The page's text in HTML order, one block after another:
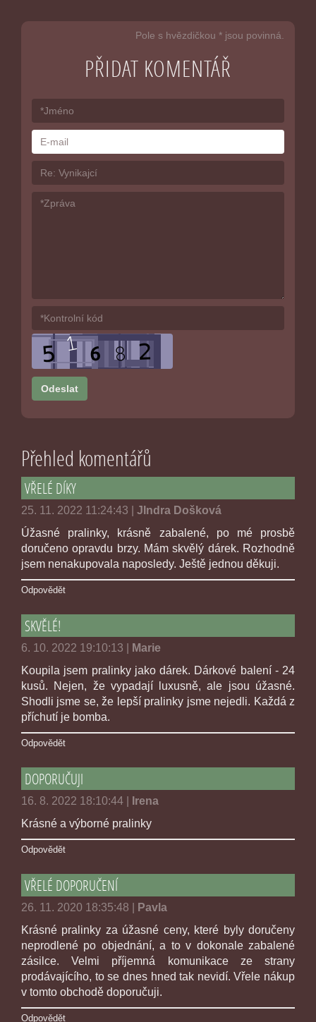
Pole s hvězdičkou * jsou povinná.
PŘIDAT KOMENTÁŘ
Přehled komentářů
VŘELÉ DÍKY
25. 11. 2022 11:24:43
JIndra Došková
Úžasné pralinky, krásně zabalené, po mé prosbě
doručeno opravdu brzy. Mám skvělý dárek. Rozhodně
jsem nenakupovala naposledy. Ještě jednou děkuji.
Odpovědět
SKVĚLÉ!
6. 10. 2022 19:10:13
Marie
Koupila jsem pralinky jako dárek. Dárkové balení - 24
kusů. Nejen, že vypadají luxusně, ale jsou úžasné.
Shodli jsme se, že lepší pralinky jsme nejedli. Každá z
příchutí je bomba.
Odpovědět
DOPORUČUJI
16. 8. 2022 18:10:44
Irena
Krásné a výborné pralinky
Odpovědět
VŘELÉ DOPORUČENÍ
26. 11. 2020 18:35:48
Pavla
Krásné pralinky za úžasné ceny, které byly doručeny
neprodlené po objednání, a to v dokonale zabalené
zásilce. Velmi příjemná komunikace ze strany
prodávajícího, to se dnes hned tak nevidí. Vřele nákup
v tomto obchodě doporučuji.
Odpovědět